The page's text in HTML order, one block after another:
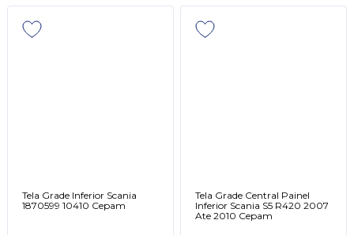
Tela Grade Inferior Scania
1870599 10410 Cepam
Tela Grade Central Painel
Inferior Scania S5 R420 2007
Ate 2010 Cepam